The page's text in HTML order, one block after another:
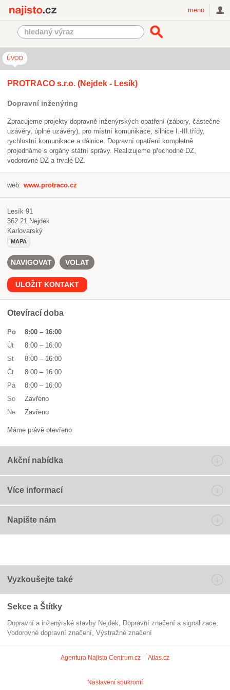
menu
ÚVOD
PROTRACO s.r.o. (Nejdek - Lesík)
Dopravní inženýring
Zpracujeme projekty dopravně inženýrských opatření (zábory, částečné
uzávěry, úplné uzávěry), pro místní komunikace, silnice I.-III.třídy,
rychlostní komunikace a dálnice. Dopravní opatření kompletně
projednáme s orgány státní správy. Realizujeme přechodné DZ,
vodorovné DZ a trvalé DZ.
web: www.protraco.cz
Lesík 91
362 21 Nejdek
Karlovarský
MAPA
NAVIGOVAT VOLAT
ULOŽIT KONTAKT
Otevírací doba
Po 8:00 – 16:00
Út
8:00 – 16:00
St
8:00 – 16:00
Čt
8:00 – 16:00
Pá
8:00 – 16:00
So
Zavřeno
Ne
Zavřeno
Máme právě otevřeno
Akční nabídka
Více informací
Napište nám
Vyzkoušejte také
Sekce a Štítky
Dopravní a inženýrské stavby Nejdek
Dopravní značení a signalizace
vodorovné dopravní značení
výstražné značení
Agentura Najisto Centrum.cz Atlas.cz
Nastavení soukromí